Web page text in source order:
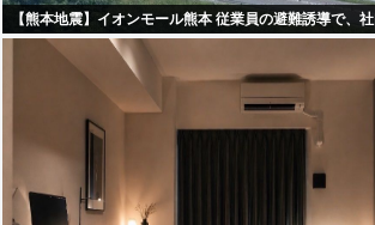
【熊本地震】イオンモール熊本 従業員の避難誘導で、